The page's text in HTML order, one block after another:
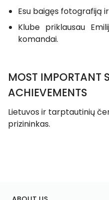
Esu baigęs fotografiją
Klube priklausau
komandai.
MOST IMPORTANT
ACHIEVEMENTS
Lietuvos ir tarptautinių
prizininkas.